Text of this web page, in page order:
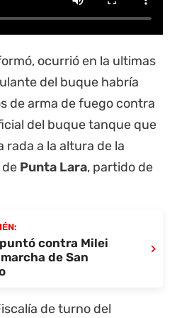
ocurrió en la ultimas
del buque habría
de arma de fuego contra
del buque tanque que
rada a la altura de la
Punta Lara, partido de
contra Milei
de San
›
de turno del